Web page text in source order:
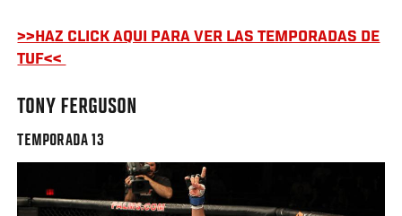
>>HAZ CLICK AQUI PARA VER LAS TEMPORADAS DE
TUF<<
TONY FERGUSON
TEMPORADA 13